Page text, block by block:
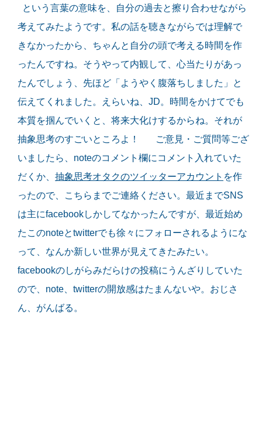
という言葉の意味を、自分の過去と擦り合わせながら
考えてみたようです。私の話を聴きながらでは理解で
きなかったから、ちゃんと自分の頭で考える時間を作
ったんですね。そうやって内観して、心当たりがあっ
たんでしょう、先ほど「ようやく腹落ちしました」と
伝えてくれました。えらいね、JD。時間をかけてでも
本質を掴んでいくと、将来大化けするからね。それが
抽象思考のすごいところよ！ ご意見・ご質問等ござ
いましたら、noteのコメント欄にコメント入れていた
だくか、 抽象思考オタクのツイッターアカウント を作
ったので、こちらまでご連絡ください。最近までSNS
は主にfacebookしかしてなかったんですが、最近始め
たこのnoteとtwitterでも徐々にフォローされるようにな
って、なんか新しい世界が見えてきたみたい。
facebookのしがらみだらけの投稿にうんざりしていた
ので、note、twitterの開放感はたまんないや。おじさ
ん、がんばる。